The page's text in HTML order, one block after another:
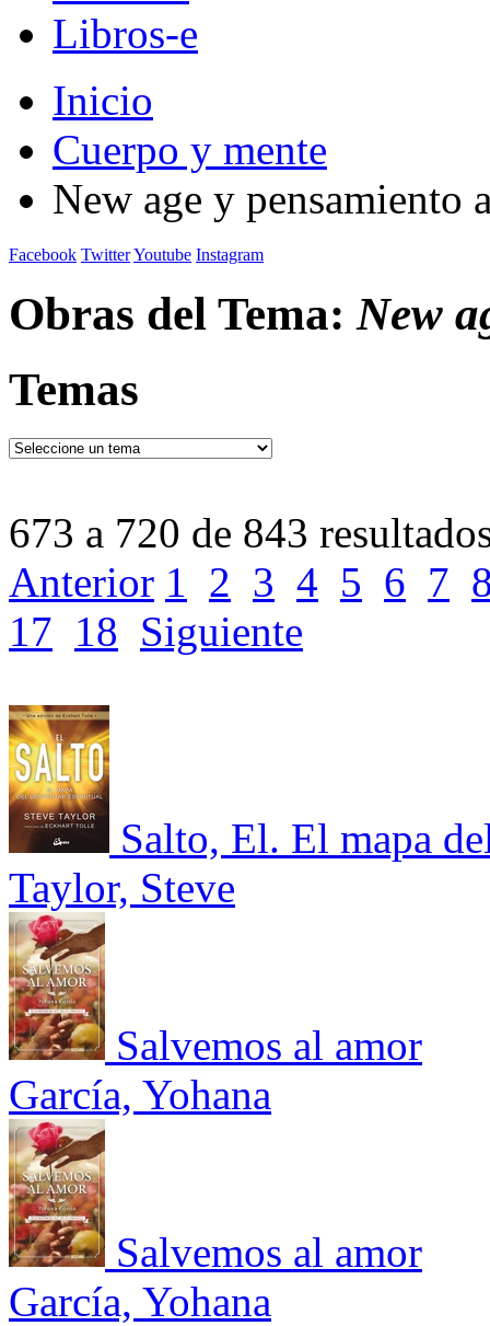
Libros-e
Inicio
Cuerpo y mente
New age y pensamiento
Facebook TwitterYoutube Instagram
Obras del Tema:New
Temas
673 a 720 de 843
Anterior 1 2 3 4 5 6 7
17 18 Siguiente
Salto, El. El mapa
Taylor, Steve
Salvemos al amor
García, Yohana
Salvemos al amor
García, Yohana